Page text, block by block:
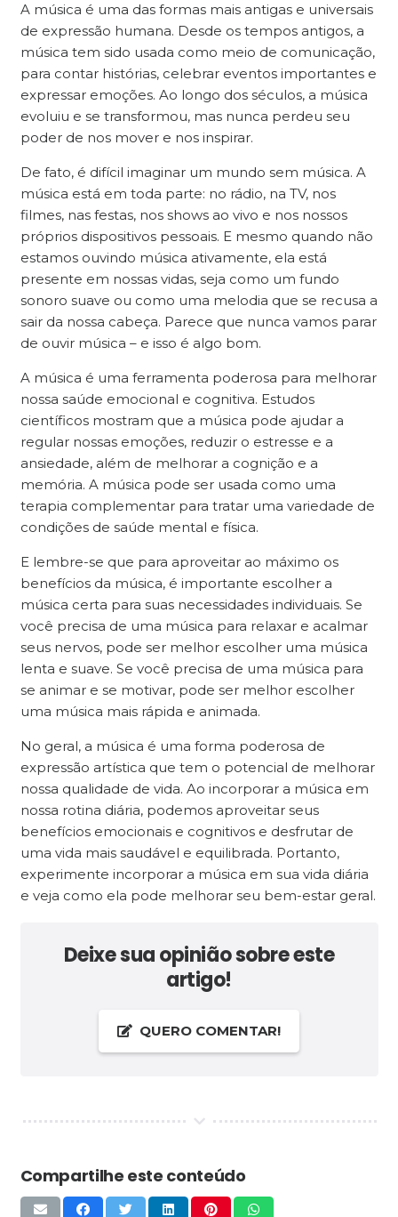
A música é uma das formas mais antigas e universais
de expressão humana. Desde os tempos antigos, a
música tem sido usada como meio de comunicação,
para contar histórias, celebrar eventos importantes e
expressar emoções. Ao longo dos séculos, a música
evoluiu e se transformou, mas nunca perdeu seu
poder de nos mover e nos inspirar.
De fato, é difícil imaginar um mundo sem música. A
música está em toda parte: no rádio, na TV, nos
filmes, nas festas, nos shows ao vivo e nos nossos
próprios dispositivos pessoais. E mesmo quando não
estamos ouvindo música ativamente, ela está
presente em nossas vidas, seja como um fundo
sonoro suave ou como uma melodia que se recusa a
sair da nossa cabeça. Parece que nunca vamos parar
de ouvir música – e isso é algo bom.
A música é uma ferramenta poderosa para melhorar
nossa saúde emocional e cognitiva. Estudos
científicos mostram que a música pode ajudar a
regular nossas emoções, reduzir o estresse e a
ansiedade, além de melhorar a cognição e a
memória. A música pode ser usada como uma
terapia complementar para tratar uma variedade de
condições de saúde mental e física.
E lembre-se que para aproveitar ao máximo os
benefícios da música, é importante escolher a
música certa para suas necessidades individuais. Se
você precisa de uma música para relaxar e acalmar
seus nervos, pode ser melhor escolher uma música
lenta e suave. Se você precisa de uma música para
se animar e se motivar, pode ser melhor escolher
uma música mais rápida e animada.
No geral, a música é uma forma poderosa de
expressão artística que tem o potencial de melhorar
nossa qualidade de vida. Ao incorporar a música em
nossa rotina diária, podemos aproveitar seus
benefícios emocionais e cognitivos e desfrutar de
uma vida mais saudável e equilibrada. Portanto,
experimente incorporar a música em sua vida diária
e veja como ela pode melhorar seu bem-estar geral.
Deixe sua opinião sobre este
artigo!
QUERO COMENTAR!
Compartilhe este conteúdo